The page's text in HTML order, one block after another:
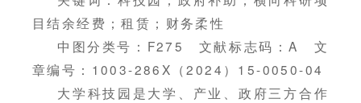
目结余经费；租赁；财务柔性
中图分类号：F275 文献标志码：A 文
章编号：1003-286X（2024）15-0050-04
大学科技园是大学、产业、政府三方合作